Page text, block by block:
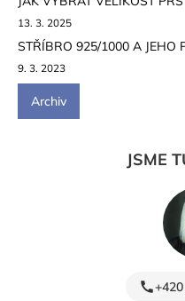
13. 3. 2025
STŘÍBRO 925/1000 A JEHO
9. 3. 2023
Archiv
JSME